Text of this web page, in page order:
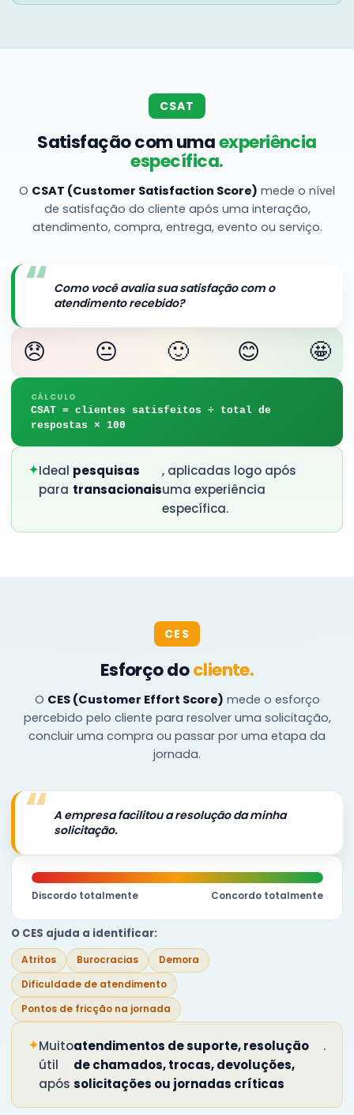
CSAT
Satisfação com umaexperiência
específica.
O CSAT (Customer Satisfaction Score) mede o nível
de satisfação do cliente após uma interação,
atendimento, compra, entrega, evento ou serviço.
“ Como você avalia sua satisfação com o
atendimento recebido?
😞 😐 🙂 😊 🤩
CÁLCULO
CSAT = clientes satisfeitos ÷ total de
respostas × 100
✦Ideal
para
pesquisas
transacionais
, aplicadas logo após
uma experiência
específica.
CES
Esforço docliente.
O CES (Customer Effort Score) mede o esforço
percebido pelo cliente para resolver uma solicitação,
concluir uma compra ou passar por uma etapa da
jornada.
“ A empresa facilitou a resolução da minha
solicitação.
Discordo totalmente Concordo totalmente
O CES ajuda a identificar:
Atritos Burocracias
Demora
Dificuldade de atendimento
Pontos de fricção na jornada
✦Muito
útil
após
atendimentos de suporte, resolução
de chamados, trocas, devoluções,
solicitações ou jornadas críticas
.